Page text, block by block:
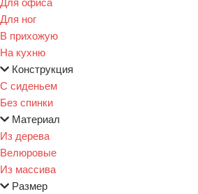
Для ног
В прихожую
На кухню
Конструкция
С сиденьем
Без спинки
Материал
Из дерева
Велюровые
Из массива
Размер